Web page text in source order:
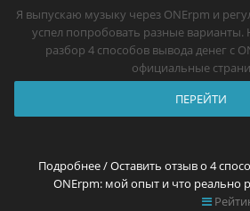
Я выпускаю музыку через ONErpm и
успел попробовать разные
разбор 4 способов вывода денег с
официальные
ПЕРЕЙТИ
Подробнее / Оставить отзыв о 4
ONErpm: мой опыт и что реально